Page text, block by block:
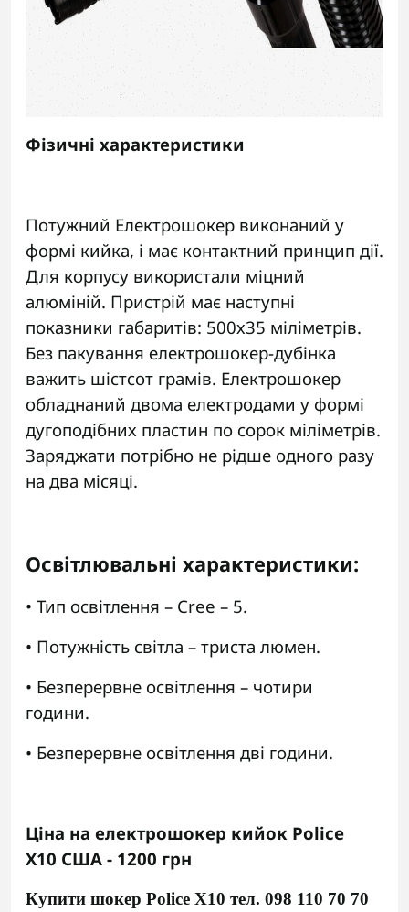
Фізичні характеристики
Потужний Електрошокер виконаний у
формі кийка, і має контактний принцип дії.
Для корпусу використали міцний
алюміній. Пристрій має наступні
показники габаритів: 500х35 міліметрів.
Без пакування електрошокер-дубінка
важить шістсот грамів. Електрошокер
обладнаний двома електродами у формі
дугоподібних пластин по сорок міліметрів.
Заряджати потрібно не рідше одного разу
на два місяці.
Освітлювальні характеристики:
• Тип освітлення – Cree – 5.
• Потужність світла – триста люмен.
• Безперервне освітлення – чотири
години.
• Безперервне освітлення дві години.
Ціна на електрошокер кийок Police
X10 США - 1200 грн
Купити шокер Police X10 тел. 098 110 70 70